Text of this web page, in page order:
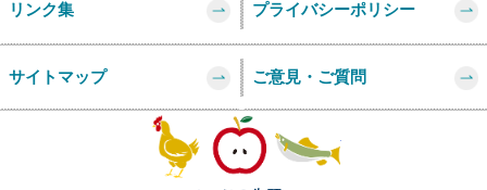
リンク集 プライバシーポリシー
サイトマップ ご意見・ご質問